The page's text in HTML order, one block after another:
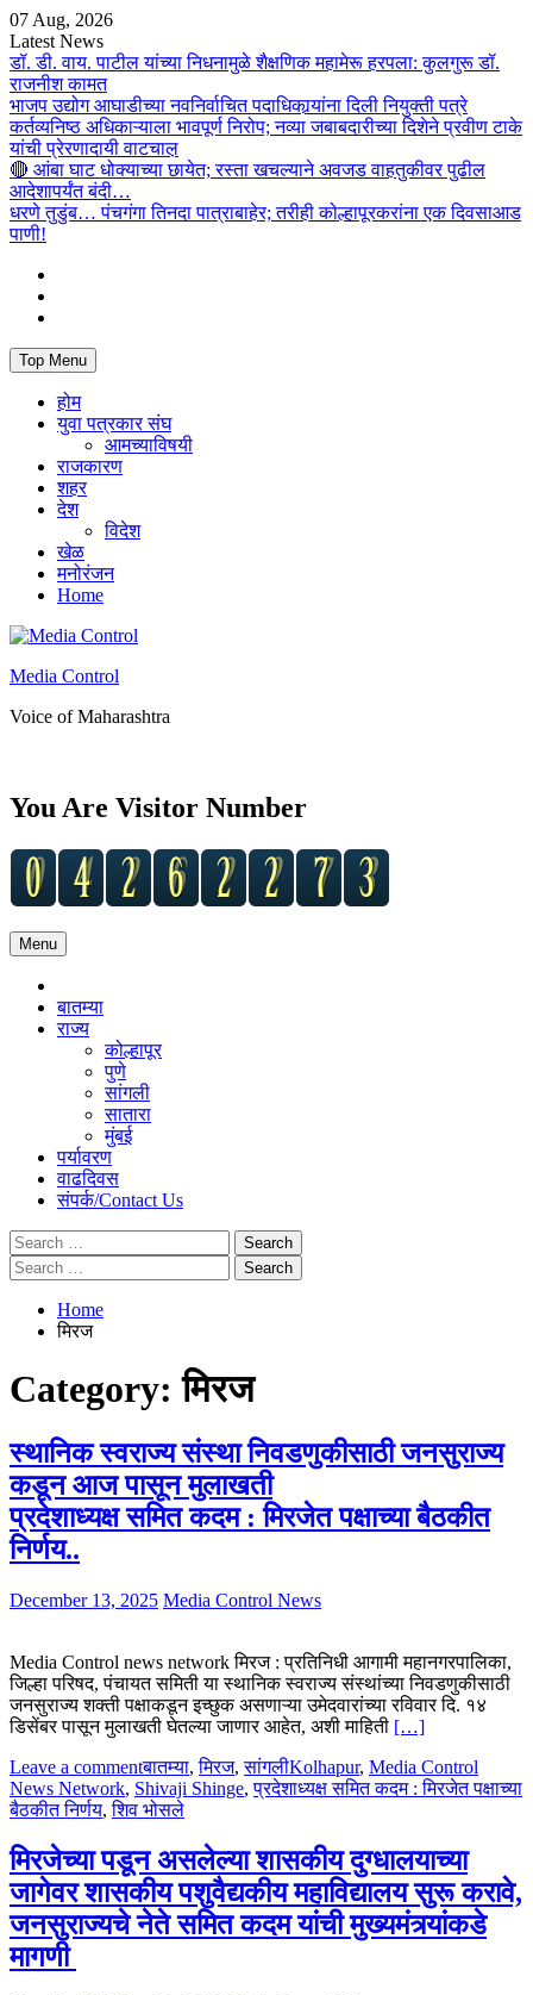
Skip
to
content
07 Aug, 2026
Latest News
डॉ. डी. वाय. पाटील यांच्या निधनामुळे शैक्षणिक महामेरू हरपला: कुलगुरू डॉ.
राजनीश कामत
भाजप उद्योग आघाडीच्या नवनिर्वाचित पदाधिकार्‍यांना दिली नियुक्ती पत्रे
कर्तव्यनिष्ठ अधिकाऱ्याला भावपूर्ण निरोप; नव्या जबाबदारीच्या दिशेने प्रवीण टाके
यांची प्रेरणादायी वाटचाल़
🔴 आंबा घाट धोक्याच्या छायेत; रस्ता खचल्याने अवजड वाहतुकीवर पुढील
आदेशापर्यंत बंदी…
धरणे तुडुंब… पंचगंगा तिनदा पात्राबाहेर; तरीही कोल्हापूरकरांना एक दिवसाआड
पाणी!
Top Menu
होम
युवा पत्रकार संघ
आमच्याविषयी
राजकारण
शहर
देश
विदेश
खेळ
मनोरंजन
Home
Media Control
Voice of Maharashtra
You Are Visitor Number
Menu
बातम्या
राज्य
कोल्हापूर
पुणे
सांगली
सातारा
मुंबई
पर्यावरण
वाढदिवस
संपर्क/Contact Us
Search
for:
Search
for:
Home
मिरज
Category:मिरज
स्थानिक स्वराज्य संस्था निवडणुकीसाठी जनसुराज्य
कडून आज पासून मुलाखती
प्रदेशाध्यक्ष समित कदम : मिरजेत पक्षाच्या बैठकीत
निर्णय..
December 13, 2025 Media Control News
Media Control news network मिरज : प्रतिनिधी आगामी महानगरपालिका,
जिल्हा परिषद, पंचायत समिती या स्थानिक स्वराज्य संस्थांच्या निवडणुकीसाठी
जनसुराज्य शक्ती पक्षाकडून इच्छुक असणाऱ्या उमेदवारांच्या रविवार दि. १४
डिसेंबर पासून मुलाखती घेतल्या जाणार आहेत, अशी माहिती […]
Leave a commentबातम्या,मिरज,सांगलीKolhapur, Media Control
News Network, Shivaji Shinge,प्रदेशाध्यक्ष समित कदम : मिरजेत पक्षाच्या
बैठकीत निर्णय,शिव भोसले
मिरजेच्या पडून असलेल्या शासकीय दुग्धालयाच्या
जागेवर शासकीय पशुवैद्यकीय महाविद्यालय सुरू करावे,
जनसुराज्यचे नेते समित कदम यांची मुख्यमंत्र्यांकडे
मागणी